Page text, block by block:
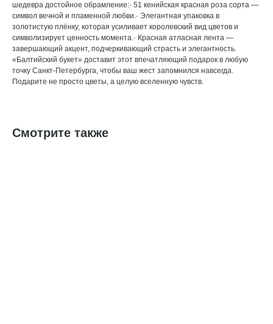
шедевра достойное обрамление:· 51 кенийская красная роза сорта —
символ вечной и пламенной любви.· Элегантная упаковка в
золотистую плёнку, которая усиливает королевский вид цветов и
символизирует ценность момента.· Красная атласная лента —
завершающий акцент, подчеркивающий страсть и элегантность.
«Балтийский букет» доставит этот впечатляющий подарок в любую
точку Санкт-Петербурга, чтобы ваш жест запомнился навсегда.
Подарите не просто цветы, а целую вселенную чувств.
Смотрите также